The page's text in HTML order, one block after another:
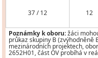
37 / 12 12
Poznámky k oboru:žáci
průkaz skupiny B (zvýhodněně
mezinárodních projektech,
2652H01, část OV probíhá v